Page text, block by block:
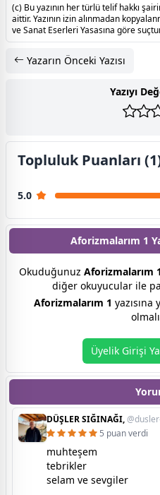
(c) Bu yazının her türlü telif hakkı
aittir. Yazının izin alınmadan
ve Sanat Eserleri Yasasına göre
Yazarın Önceki Yazısı
Yazıyı
Topluluk Puanları
5.0
Aforizmalarım 1
Okuduğunuz Aforizmalarım 1
diğer okuyucular ile
Aforizmalarım 1
Üyelik Girişi
DÜŞLER SIĞINAĞI,
5 puan verdi
muhteşem
tebrikler
selam ve sevgiler